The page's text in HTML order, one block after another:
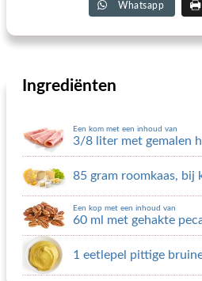
Whatsapp
Ingrediënten
Een kom met een inhoud van
3/8 liter met gemalen
85 gram roomkaas, bij
Een kop met een inhoud van
60 ml met gehakte
1 eetlepel pittige